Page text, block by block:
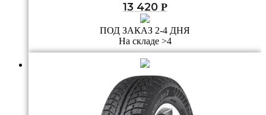
13 420 Р
ПОД ЗАКАЗ 2-4 ДНЯ
На складе >4